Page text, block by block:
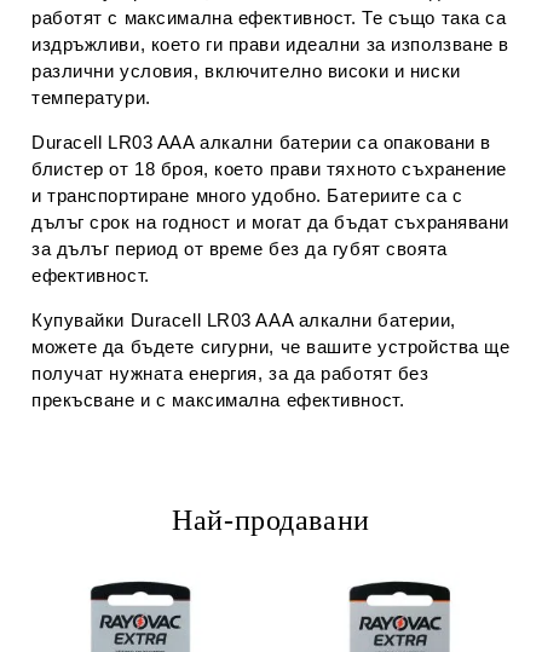
работят с максимална ефективност. Те също така са
издръжливи, което ги прави идеални за използване в
различни условия, включително високи и ниски
температури.
Duracell LR03 AAA алкални батерии са опаковани в
блистер от 18 броя, което прави тяхното съхранение
и транспортиране много удобно. Батериите са с
дълъг срок на годност и могат да бъдат съхранявани
за дълъг период от време без да губят своята
ефективност.
Купувайки Duracell LR03 AAA алкални батерии,
можете да бъдете сигурни, че вашите устройства ще
получат нужната енергия, за да работят без
прекъсване и с максимална ефективност.
Най-продавани